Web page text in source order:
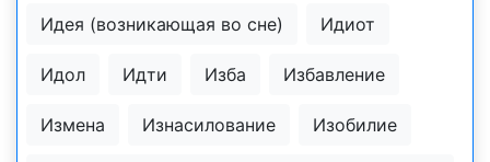
Идея (возникающая во сне) Идиот
Идол Идти Изба Избавление
Измена Изнасилование Изобилие